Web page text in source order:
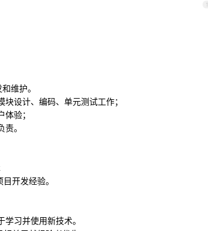
1
维护。
设计、编码、单元测试工作；
验；
。
开发经验。
习并使用新技术。